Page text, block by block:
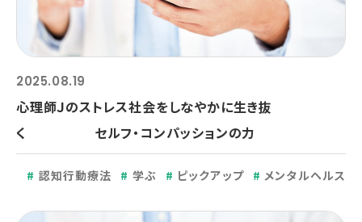
2025.08.19
心理師Ｊのストレス社会をしなやかに生き抜
く セルフ・コンパッションの力
認知行動療法 学ぶ ピックアップ メンタルヘルス